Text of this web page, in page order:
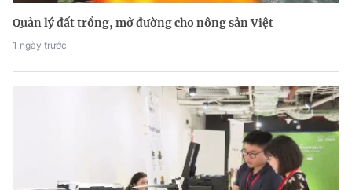
Quản lý đất trồng, mở đường cho nông sản Việt
1 ngày trước